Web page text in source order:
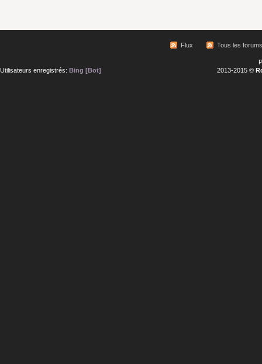
Flux Tous les forums
Utilisateurs enregistrés: Bing [Bot]
2013-2015 ©